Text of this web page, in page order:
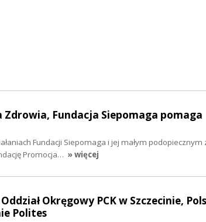
Zdrowia, Fundacja Siepomaga pomaga
Fundacji Siepomaga i jej małym podopiecznym
Promocja… » więcej
Okręgowy PCK w Szczecinie,
Polites